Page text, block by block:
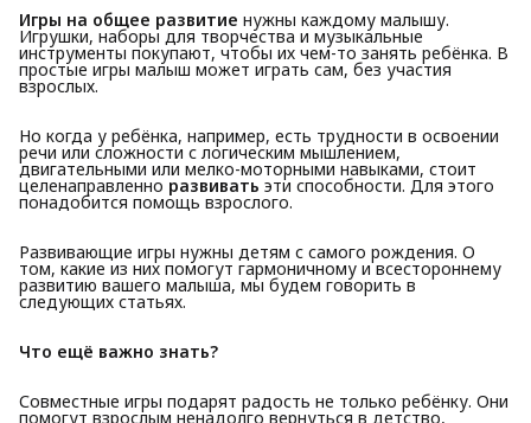
Игры на общее развитие нужны каждому малышу.
Игрушки, наборы для творчества и музыкальные
инструменты покупают, чтобы их чем-то занять ребёнка. В
простые игры малыш может играть сам, без участия
взрослых.
Но когда у ребёнка, например, есть трудности в освоении
речи или сложности с логическим мышлением,
двигательными или мелко-моторными навыками, стоит
целенаправленно развивать эти способности. Для этого
понадобится помощь взрослого.
Развивающие игры нужны детям с самого рождения. О
том, какие из них помогут гармоничному и всестороннему
развитию вашего малыша, мы будем говорить в
следующих статьях.
Что ещё важно знать?
Совместные игры подарят радость не только ребёнку. Они
помогут взрослым ненадолго вернуться в детство,